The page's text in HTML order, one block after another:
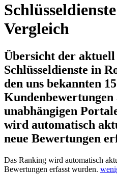
Vergleich
Übersicht der aktuell
Schlüsseldienste in
den uns bekannten
Kundenbewertungen
unabhängigen
wird automatisch
neue Bewertungen
Das Ranking wird automatisch
Bewertungen erfasst wurden.